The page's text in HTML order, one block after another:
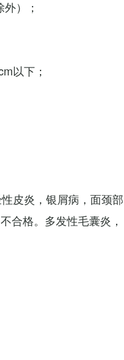
）；
以下；
皮炎，银屑病，面颈部
合格。多发性毛囊炎，